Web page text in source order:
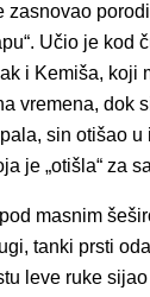
Učio je kod
i Kemiša, koji
vremena, dok
sin otišao u
je „otišla“ za
masnim
tanki prsti
leve ruke